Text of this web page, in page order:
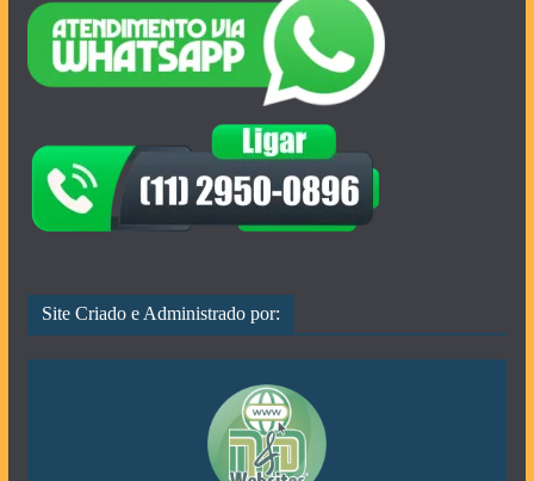
Site Criado e Administrado por: